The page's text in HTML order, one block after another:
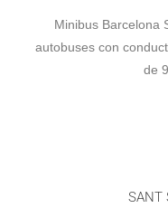
Minibus Barcelona
autobuses con
de
SANT